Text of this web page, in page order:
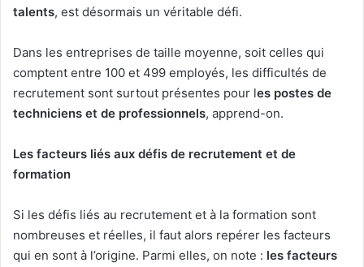
talents, est désormais un véritable défi.
Dans les entreprises de taille moyenne, soit celles qui
comptent entre 100 et 499 employés, les difficultés de
recrutement sont surtout présentes pour les postes de
techniciens et de professionnels, apprend-on.
Les facteurs liés aux défis de recrutement et de
formation
Si les défis liés au recrutement et à la formation sont
nombreuses et réelles, il faut alors repérer les facteurs
qui en sont à l’origine. Parmi elles, on note : les facteurs